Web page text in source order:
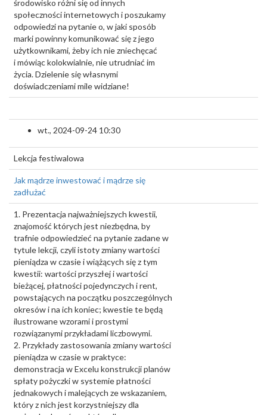
środowisko różni się od innych
społeczności internetowych i poszukamy
odpowiedzi na pytanie o, w jaki sposób
marki powinny komunikować się z jego
użytkownikami, żeby ich nie zniechęcać
i mówiąc kolokwialnie, nie utrudniać im
życia. Dzielenie się własnymi
doświadczeniami mile widziane!
wt., 2024-09-24 10:30
Lekcja festiwalowa
Jak mądrze inwestować i mądrze się
zadłużać
1. Prezentacja najważniejszych kwestii,
znajomość których jest niezbędna, by
trafnie odpowiedzieć na pytanie zadane w
tytule lekcji, czyli istoty zmiany wartości
pieniądza w czasie i wiążących się z tym
kwestii: wartości przyszłej i wartości
bieżącej, płatności pojedynczych i rent,
powstających na początku poszczególnych
okresów i na ich koniec; kwestie te będą
ilustrowane wzorami i prostymi
rozwiązanymi przykładami liczbowymi.
2. Przykłady zastosowania zmiany wartości
pieniądza w czasie w praktyce:
demonstracja w Excelu konstrukcji planów
spłaty pożyczki w systemie płatności
jednakowych i malejących ze wskazaniem,
który z nich jest korzystniejszy dla